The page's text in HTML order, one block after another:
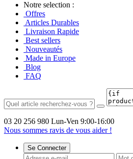
Notre selection :
Offres
Articles Durables
Livraison Rapide
Best sellers
Nouveautés
Made in Europe
Blog
FAQ
03 20 256 980 Lun-Ven 9:00-16:00
Nous sommes ravis de vous aider !
Se Connecter